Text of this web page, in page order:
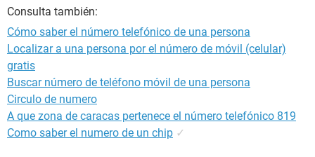
Consulta también:
Cómo saber el número telefónico de una persona
Localizar a una persona por el número de móvil (celular)
gratis
Buscar número de teléfono móvil de una persona
Circulo de numero
A que zona de caracas pertenece el número telefónico 819
Como saber el numero de un chip ✓